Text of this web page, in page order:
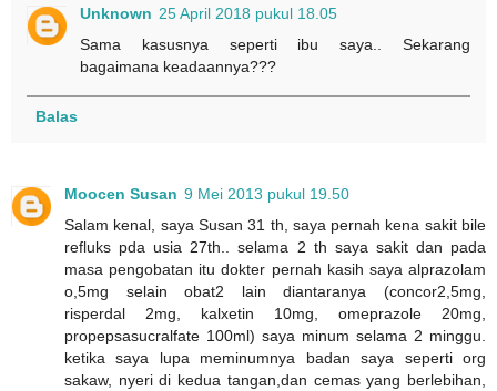
Unknown 25 April 2018 pukul 18.05
Sama kasusnya seperti ibu saya.. Sekarang
bagaimana keadaannya???
Balas
Moocen Susan 9 Mei 2013 pukul 19.50
Salam kenal, saya Susan 31 th, saya pernah kena sakit bile
refluks pda usia 27th.. selama 2 th saya sakit dan pada
masa pengobatan itu dokter pernah kasih saya alprazolam
o,5mg selain obat2 lain diantaranya (concor2,5mg,
risperdal 2mg, kalxetin 10mg, omeprazole 20mg,
propepsasucralfate 100ml) saya minum selama 2 minggu.
ketika saya lupa meminumnya badan saya seperti org
sakaw, nyeri di kedua tangan,dan cemas yang berlebihan,